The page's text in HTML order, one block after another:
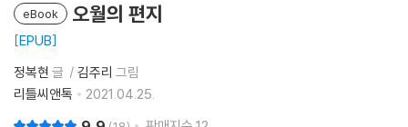
eBook 오월의 편지
EPUB
정복현 글 김주리 그림
리틀씨앤톡
2021.04.25.